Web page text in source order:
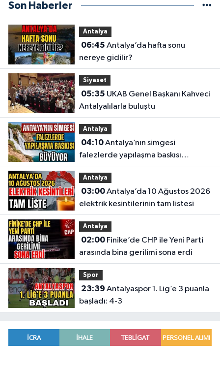
Son Haberler
Antalya
06:45
nereye gidilir?
Siyaset
05:35
Antalyalılarla buluştu
Antalya
04:10Antalya’nın simgesi
falezlerde yapılaşma baskısı
büyüyor
Antalya
03:00Antalya’da 10 Ağustos 2026
elektrik kesintilerinin tam listesi
Antalya
02:00Finike’de CHP ile Yeni Parti
arasında bina gerilimi sona erdi
Spor
23:39
başladı: 4-3